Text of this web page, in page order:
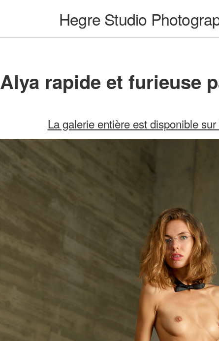
Hegre Studio
Alya rapide et furieuse
La galerie entière est disponible